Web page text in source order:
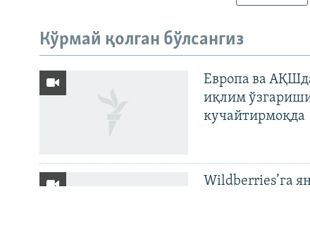
ИЖТИМОИЙ ТАРМОҚЛАР
Кўрмай қолган бўлсангиз
Европа ва
иқлим
кучайтирмоқда
Wildberries’га